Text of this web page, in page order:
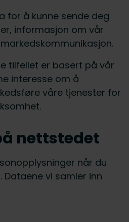
for å kunne sende deg
informasjon om vår
tilfellet er basert på vår
interesse om å
våre tjenester for
nettstedet
når du
vi samler inn